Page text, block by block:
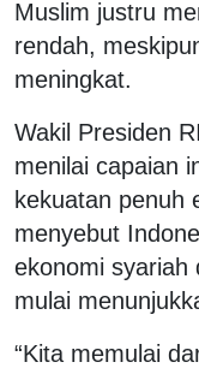
Muslim justru
rendah,
meningkat.
Wakil Presiden
menilai capaian
kekuatan penuh
menyebut
ekonomi syariah
mulai
“Kita memulai